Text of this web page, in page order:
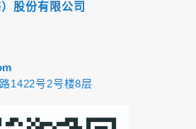
股份有限公司
1422号2号楼8层